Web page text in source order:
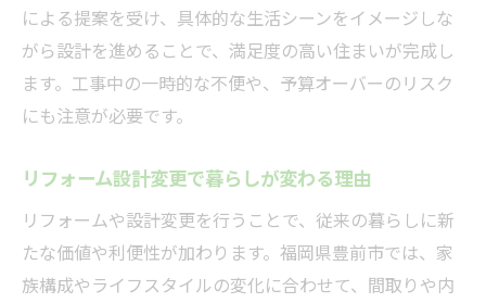
による提案を受け、具体的な生活シーンをイメージしな
がら設計を進めることで、満足度の高い住まいが完成し
ます。工事中の一時的な不便や、予算オーバーのリスク
にも注意が必要です。
リフォーム設計変更で暮らしが変わる理由
リフォームや設計変更を行うことで、従来の暮らしに新
たな価値や利便性が加わります。福岡県豊前市では、家
族構成やライフスタイルの変化に合わせて、間取りや内